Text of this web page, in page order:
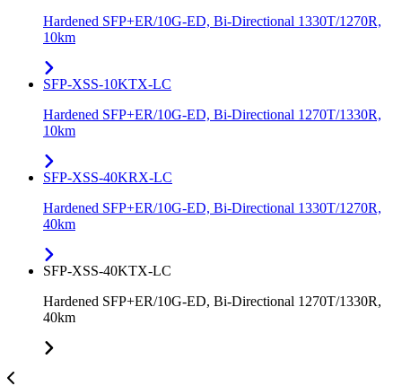
Hardened SFP+ER/10G-ED, Bi-Directional 1330T/1270R,
10km
SFP-XSS-10KTX-LC
Hardened SFP+ER/10G-ED, Bi-Directional 1270T/1330R,
10km
SFP-XSS-40KRX-LC
Hardened SFP+ER/10G-ED, Bi-Directional 1330T/1270R,
40km
SFP-XSS-40KTX-LC
Hardened SFP+ER/10G-ED, Bi-Directional 1270T/1330R,
40km